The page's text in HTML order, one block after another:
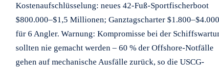
Kostenaufschlüsselung: neues 42-Fuß-Sportfischerboot
$800.000–$1,5 Millionen; Ganztagscharter $1.800–$4.000
für 6 Angler. Warnung: Kompromisse bei der
sollten nie gemacht werden – 60 % der Offshore-Notfälle
gehen auf mechanische Ausfälle zurück, so die USCG-